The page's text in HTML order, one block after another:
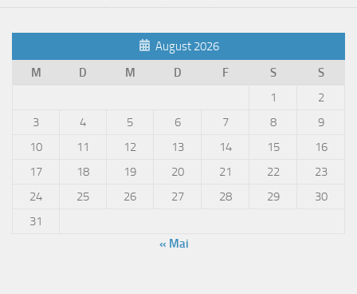
August 2026
M
D M D F S
S
1
2
3
4 5 6 7 8
9
10
11 12 13 14 15
16
17
18 19 20 21 22
23
24
25 26 27 28 29
30
31
« Mai